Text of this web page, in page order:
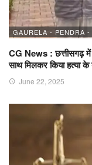
GAURELA - PENDRA -
CG News : छत्तीसगढ़ में
साथ मिलकर किया हत्या
June 22, 2025